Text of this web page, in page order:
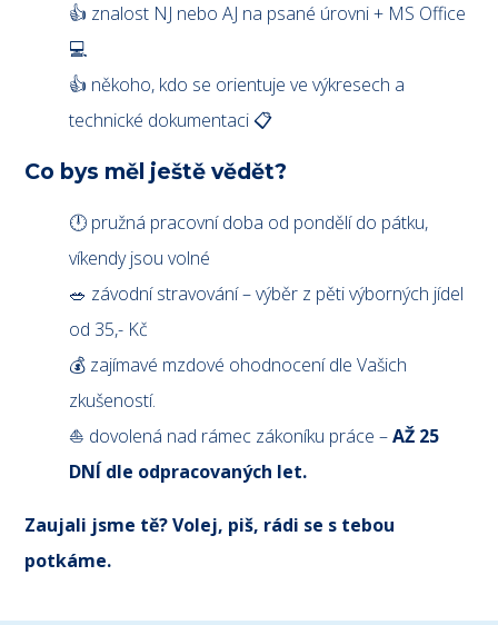
👍 znalost NJ nebo AJ na psané úrovni + MS Office
💻
👍 někoho, kdo se orientuje ve výkresech a
technické dokumentaci 📋
Co bys měl ještě vědět?
🕛 pružná pracovní doba od pondělí do pátku,
víkendy jsou volné
🥗 závodní stravování – výběr z pěti výborných jídel
od 35,- Kč
💰 zajímavé mzdové ohodnocení dle Vašich
zkušeností.
⛵ dovolená nad rámec zákoníku práce –AŽ 25
DNÍ dle odpracovaných let.
Zaujali jsme tě? Volej, piš, rádi se s tebou
potkáme.